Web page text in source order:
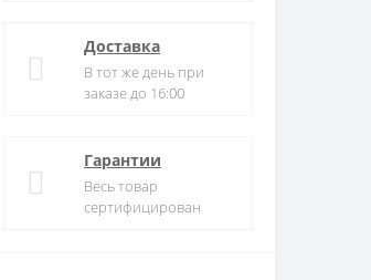
Доставка
В тот же день при
заказе до 16:00
Гарантии
Весь товар
сертифицирован